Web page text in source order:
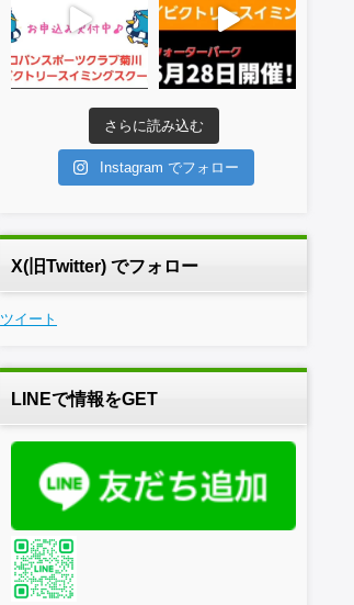
さらに読み込む
Instagram でフォロー
X(旧Twitter) でフォロー
ツイート
LINEで情報をGET